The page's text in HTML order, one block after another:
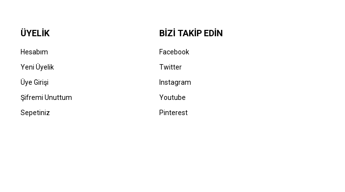
Canon
Canon imageRUNNER Advance C5035
0,00 TL
Canon
Canon imageRUNNER Advance C5035i
0,00 TL
ÜYELİK
Hesabım
Yeni Üyelik
Üye Girişi
Şifremi Unuttum
Sepetiniz
BİZİ TAKİP EDİN
Facebook
Twitter
Instagram
Youtube
Pinterest